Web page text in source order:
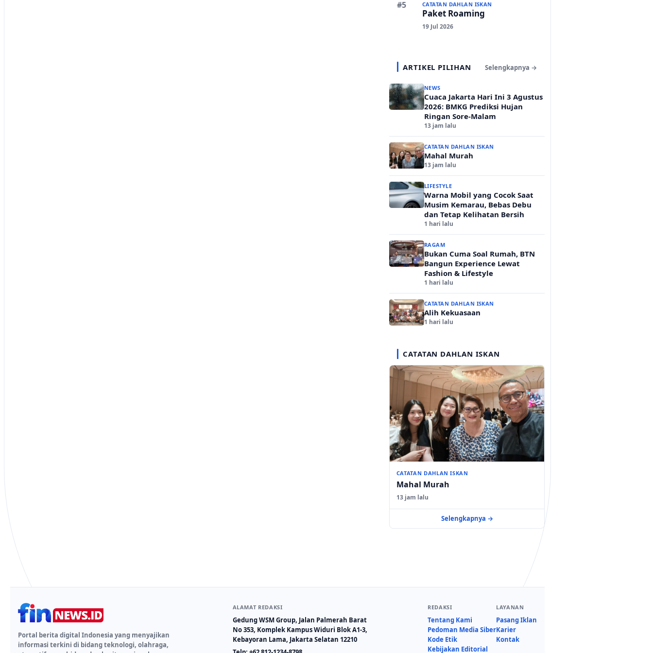
CATATAN DAHLAN ISKAN
Paket Roaming
19 Jul 2026
ARTIKEL PILIHAN Selengkapnya →
NEWS
Cuaca Jakarta Hari Ini 3 Agustus
2026: BMKG Prediksi Hujan
Ringan Sore-Malam
13 jam lalu
CATATAN DAHLAN ISKAN
Mahal Murah
13 jam lalu
LIFESTYLE
Warna Mobil yang Cocok Saat
Musim Kemarau, Bebas Debu
dan Tetap Kelihatan Bersih
1 hari lalu
RAGAM
Bukan Cuma Soal Rumah, BTN
Bangun Experience Lewat
Fashion & Lifestyle
1 hari lalu
CATATAN DAHLAN ISKAN
Alih Kekuasaan
1 hari lalu
CATATAN DAHLAN ISKAN
CATATAN DAHLAN ISKAN
Mahal Murah
13 jam lalu
Selengkapnya →
Portal berita digital Indonesia yang menyajikan
informasi terkini di bidang teknologi, olahraga,
ALAMAT REDAKSI
Gedung WSM Group, Jalan Palmerah Barat
No 353, Komplek Kampus Widuri Blok A1-3,
Kebayoran Lama, Jakarta Selatan 12210
REDAKSI
Tentang Kami
Pedoman Media Siber
Kode Etik
Kebijakan Editorial
LAYANAN
Pasang Iklan
Karier
Kontak